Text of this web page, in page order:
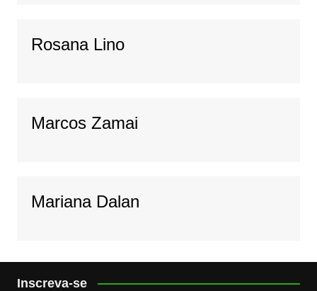
Rosana Lino
Marcos Zamai
Mariana Dalan
Inscreva-se